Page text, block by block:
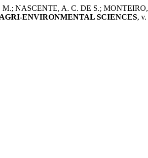
NASCENTE, A. C. DE S.;
AGRI-ENVIRONMENTAL SCIENCES,